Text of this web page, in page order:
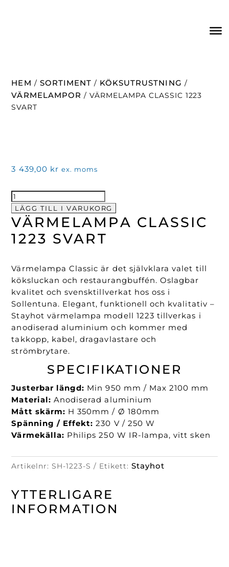
HEM / SORTIMENT / KÖKSUTRUSTNING /
VÄRMELAMPOR / VÄRMELAMPA CLASSIC 1223
SVART
VÄRMELAMPA CLASSIC
1223 SVART
Värmelampa Classic är det självklara valet till
köksluckan och restaurangbuffén. Oslagbar
kvalitet och svensktillverkat hos oss i
Sollentuna. Elegant, funktionell och kvalitativ –
Stayhot värmelampa modell 1223 tillverkas i
anodiserad aluminium och kommer med
takkopp, kabel, dragavlastare och
strömbrytare.
SPECIFIKATIONER
Justerbar längd: Min 950 mm / Max 2100 mm
Material: Anodiserad aluminium
Mått skärm: H 350mm / Ø 180mm
Spänning / Effekt: 230 V / 250 W
Värmekälla: Philips 250 W IR-lampa, vitt sken
Artikelnr:SH-1223-S Etikett: Stayhot
YTTERLIGARE
INFORMATION
3 439,00 kr ex. moms
Värmelampa
Classic
1223
mängd
LÄGG TILL I VARUKORG